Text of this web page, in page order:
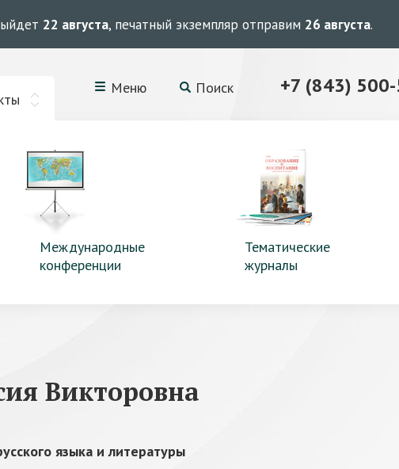
22 августа, печатный экземпляр отправим 26 августа.
Меню Поиск +7 (843)
Международные
конференции
Тематические
журналы
Викторовна
языка и литературы